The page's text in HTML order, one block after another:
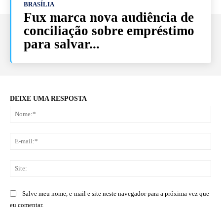
BRASÍLIA
Fux marca nova audiência de
conciliação sobre empréstimo
para salvar...
DEIXE UMA RESPOSTA
Salve meu nome, e-mail e site neste navegador para a próxima vez que
eu comentar.